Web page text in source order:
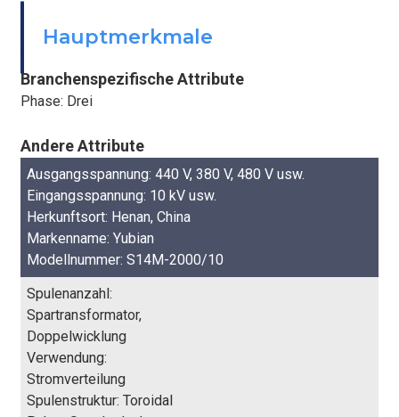
Hauptmerkmale
Branchenspezifische Attribute
Phase: Drei
Andere Attribute
Ausgangsspannung: 440 V, 380 V, 480 V usw.
Eingangsspannung: 10 kV usw.
Herkunftsort: Henan, China
Markenname: Yubian
Modellnummer: S14M-2000/10
Spulenanzahl:
Spartransformator,
Doppelwicklung
Verwendung:
Stromverteilung
Spulenstruktur: Toroidal